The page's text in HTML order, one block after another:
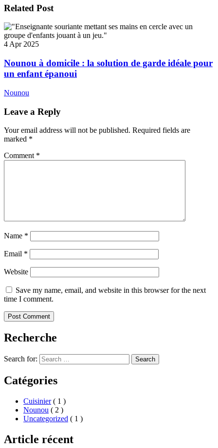
Related Post
4 Apr 2025
Nounou à domicile : la solution de garde idéale pour
un enfant épanoui
Nounou
Leave a Reply
Your email address will not be published. Required fields are
marked *
Comment *
Name *
Email *
Website
Save my name, email, and website in this browser for the next
time I comment.
Recherche
Search for: Search
Catégories
Cuisinier ( 1 )
Nounou ( 2 )
Uncategorized ( 1 )
Article récent